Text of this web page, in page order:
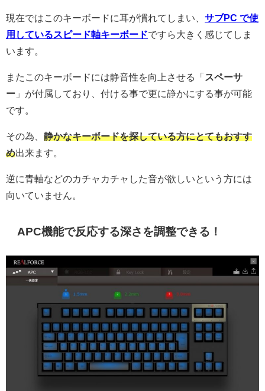
現在ではこのキーボードに耳が慣れてしまい、 サブPC で使
用しているスピード軸キーボードですら大きく感じてしま
います。
またこのキーボードには静音性を向上させる「 スペーサ
ー 」が付属しており、付ける事で更に静かにする事が可能
です。
その為、 静かなキーボードを探している方にとてもおすす
め出来ます。
逆に青軸などのカチャカチャした音が欲しいという方には
向いていません。
APC機能で反応する深さを調整できる！